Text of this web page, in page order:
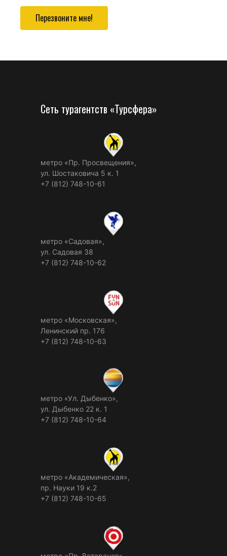
Перезвоните мне!
Сеть турагентств «Турсфера»
метро «Пр. Просвещения»,
ул. Шостаковича 5 к. 1
+7 (812) 748-10-61
метро «Садовая»,
ул. Садовая 38
+7 (812) 748-10-62
метро «Московская»,
Ленинский пр. 176
+7 (812) 748-10-63
метро «Ул. Дыбенко»,
ул. Дыбенко 22 к. 1
+7 (812) 748-10-64
метро «Академическая»,
пр. Науки 19 к.2
+7 (812) 748-10-65